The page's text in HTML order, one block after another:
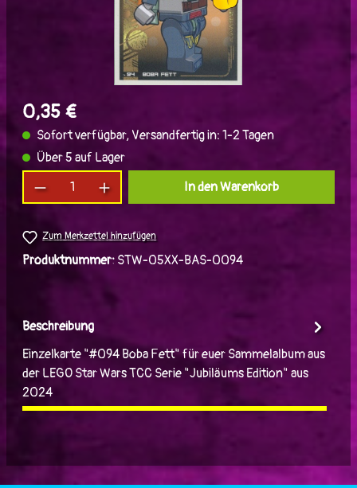
0,35 €
Sofort verfügbar, Versandfertig in: 1-2 Tagen
Über 5 auf Lager
Produkt Anzahl: Gib den gewünschten Wert
In den Warenkorb
Zum Merkzettel hinzufügen
Produktnummer: STW-05XX-BAS-0094
Beschreibung
Einzelkarte "#094 Boba Fett" für euer Sammelalbum aus
der LEGO Star Wars TCC Serie "Jubiläums Edition" aus
2024